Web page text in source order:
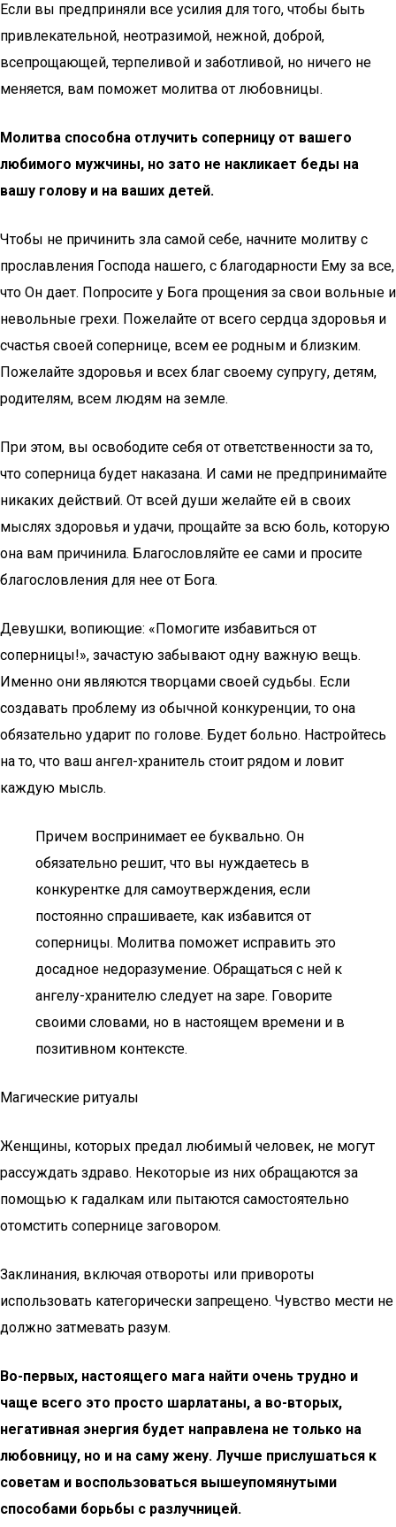
Если вы предприняли все усилия для того, чтобы быть
привлекательной, неотразимой, нежной, доброй,
всепрощающей, терпеливой и заботливой, но ничего не
меняется, вам поможет молитва от любовницы.
Молитва способна отлучить соперницу от вашего
любимого мужчины, но зато не накликает беды на
вашу голову и на ваших детей.
Чтобы не причинить зла самой себе, начните молитву с
прославления Господа нашего, с благодарности Ему за все,
что Он дает. Попросите у Бога прощения за свои вольные и
невольные грехи. Пожелайте от всего сердца здоровья и
счастья своей сопернице, всем ее родным и близким.
Пожелайте здоровья и всех благ своему супругу, детям,
родителям, всем людям на земле.
При этом, вы освободите себя от ответственности за то,
что соперница будет наказана. И сами не предпринимайте
никаких действий. От всей души желайте ей в своих
мыслях здоровья и удачи, прощайте за всю боль, которую
она вам причинила. Благословляйте ее сами и просите
благословления для нее от Бога.
Девушки, вопиющие: «Помогите избавиться от
соперницы!», зачастую забывают одну важную вещь.
Именно они являются творцами своей судьбы. Если
создавать проблему из обычной конкуренции, то она
обязательно ударит по голове. Будет больно. Настройтесь
на то, что ваш ангел-хранитель стоит рядом и ловит
каждую мысль.
Причем воспринимает ее буквально. Он
обязательно решит, что вы нуждаетесь в
конкурентке для самоутверждения, если
постоянно спрашиваете, как избавится от
соперницы. Молитва поможет исправить это
досадное недоразумение. Обращаться с ней к
ангелу-хранителю следует на заре. Говорите
своими словами, но в настоящем времени и в
позитивном контексте.
Магические ритуалы
Женщины, которых предал любимый человек, не могут
рассуждать здраво. Некоторые из них обращаются за
помощью к гадалкам или пытаются самостоятельно
отомстить сопернице заговором.
Заклинания, включая отвороты или привороты
использовать категорически запрещено. Чувство мести не
должно затмевать разум.
Во-первых, настоящего мага найти очень трудно и
чаще всего это просто шарлатаны, а во-вторых,
негативная энергия будет направлена не только на
любовницу, но и на саму жену. Лучше прислушаться к
советам и воспользоваться вышеупомянутыми
способами борьбы с разлучницей.